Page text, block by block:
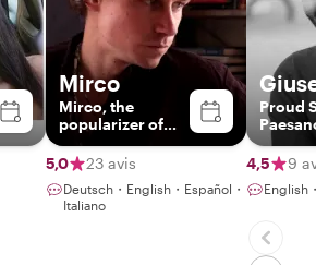
Mirco
Mirco, the
popularizer of
sicilianity
5,0
23 avis
Deutsch・English・Español・
Italiano
Proud
4,5 9
English